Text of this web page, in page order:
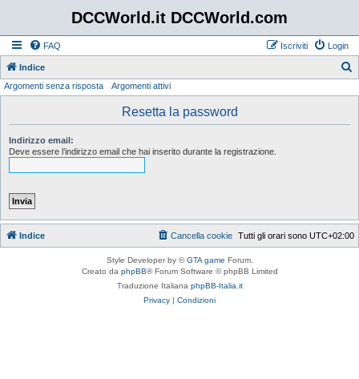
DCCWorld.it DCCWorld.com
FAQ Login
Iscriviti
Indice
Argomenti senza risposta Argomenti attivi
Resetta la password
Indirizzo email:
Deve essere l’indirizzo email che hai inserito durante la registrazione.
Indice Tutti gli orari sono UTC+02:00
Cancella cookie
Style Developer by ©GTA game Forum.
Creato da phpBB® Forum Software © phpBB Limited
Traduzione Italiana phpBB-Italia.it
Privacy | Condizioni